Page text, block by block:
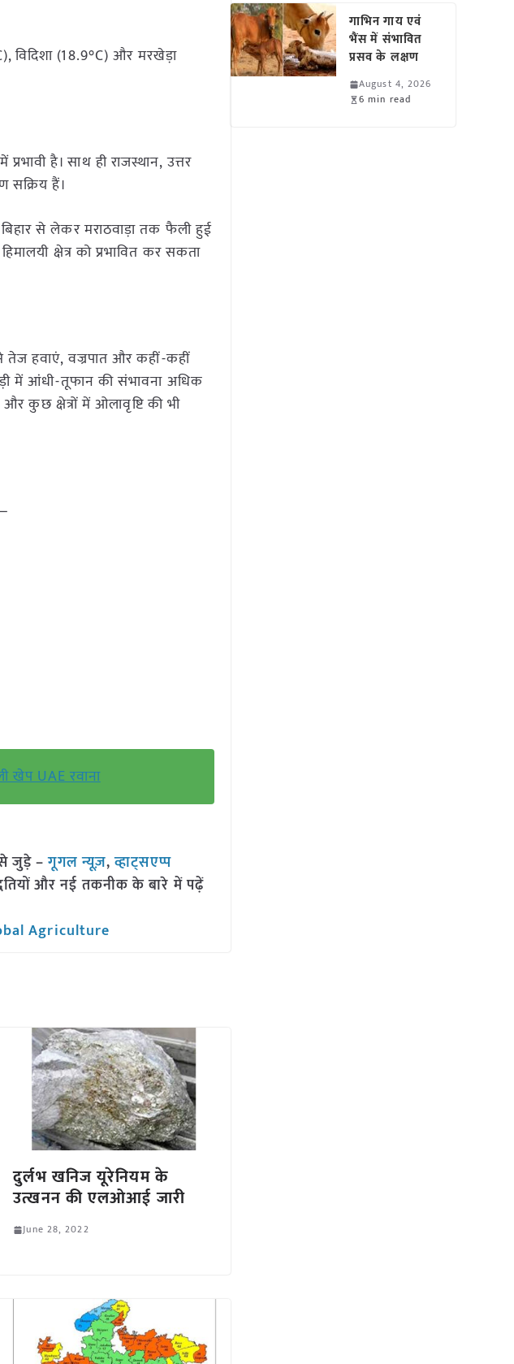
विदिशा (18.9°C) और मरखेड़ा
है। साथ ही राजस्थान, उत्तर
सक्रिय हैं।
से लेकर मराठवाड़ा तक फैली हुई
क्षेत्र को प्रभावित कर सकता
तेज हवाएं, वज्रपात और कहीं-कहीं
में आंधी-तूफान की संभावना अधिक
कुछ क्षेत्रों में ओलावृष्टि की भी
खेप UAE रवाना
जुड़े –गूगल न्यूज़,व्हाट्सएप्प
और नई तकनीक के बारे में पढ़ें
Agriculture
दुर्लभ खनिज यूरेनियम के
उत्खनन की एलओआई जारी
June 28, 2022
गाभिन गाय एवं
भैंस में संभावित
प्रसव के लक्षण
August 4, 2026
6 min read